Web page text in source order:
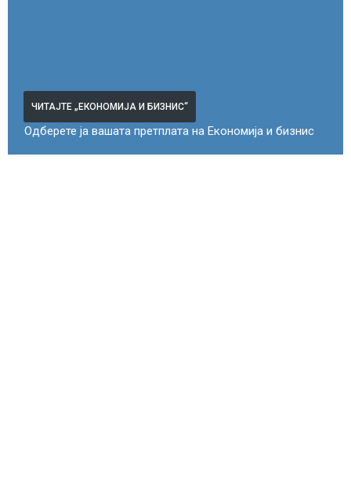
ЧИТАЈТЕ „ЕКОНОМИЈА И БИЗНИС“
Одберете ја вашата претплата на Економија и бизнис